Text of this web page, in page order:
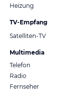
Heizung
TV-Empfang
Satelliten-TV
Multimedia
Telefon
Radio
Fernseher